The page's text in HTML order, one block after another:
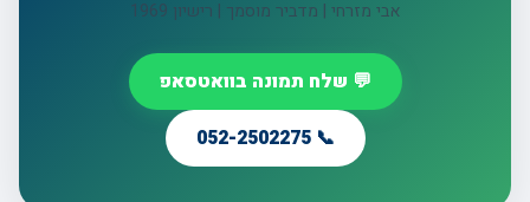
אבי מזרחי | מדביר מוסמך | רישיון 1969
💬 שלח תמונה בוואטסאפ
📞 052-2502275